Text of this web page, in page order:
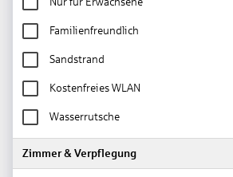
Familienfreundlich
Sandstrand
Kostenfreies WLAN
Wasserrutsche
Zimmer & Verpflegung